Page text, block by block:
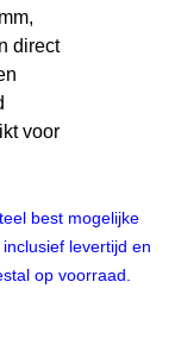
direct
voor
best mogelijke
levertijd en
op voorraad.